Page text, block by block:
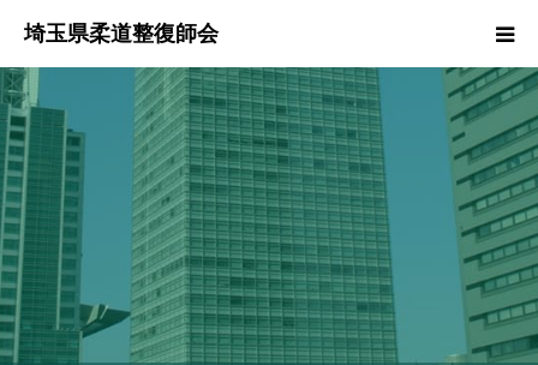
本会のご紹介
情報公開
柔道整復師とは